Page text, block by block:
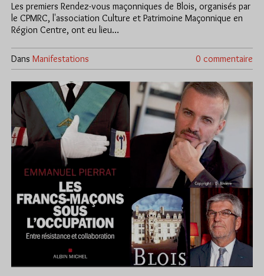
Les premiers Rendez-vous maçonniques de Blois, organisés par
le CPMRC, l'association Culture et Patrimoine Maçonnique en
Région Centre, ont eu lieu…
Dans Manifestations 0 commentaire